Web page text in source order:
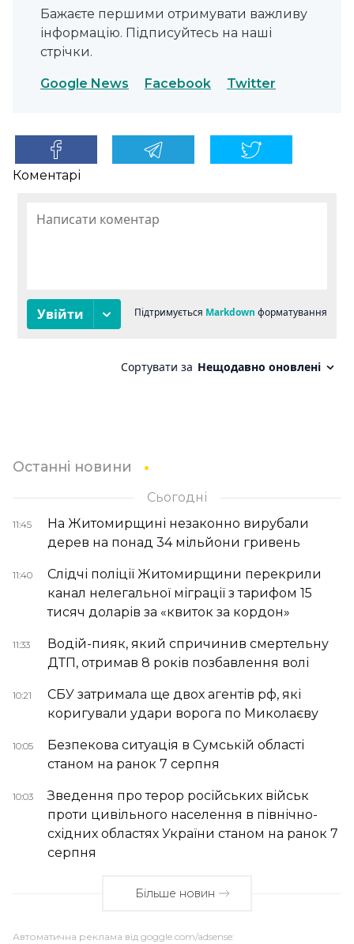
Бажаєте першими отримувати важливу
інформацію. Підписуйтесь на наші
стрічки.
Google News Facebook Twitter
Коментарі
Останні новини
Сьогодні
11:45
На Житомирщині незаконно вирубали
дерев на понад 34 мільйони гривень
11:40
Слідчі поліції Житомирщини перекрили
канал нелегальної міграції з тарифом 15
тисяч доларів за «квиток за кордон»
11:33
Водій-пияк, який спричинив смертельну
ДТП, отримав 8 років позбавлення волі
10:21
СБУ затримала ще двох агентів рф, які
коригували удари ворога по Миколаєву
10:05
Безпекова ситуація в Сумській області
станом на ранок 7 серпня
10:03
Зведення про терор російських військ
проти цивільного населення в північно-
східних областях України станом на ранок 7
серпня
Більше новин
Автоматична реклама від goggle.com/adsense: